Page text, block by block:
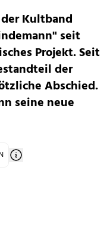
Kultband
seit
Projekt. Seit
der
Abschied.
seine neue